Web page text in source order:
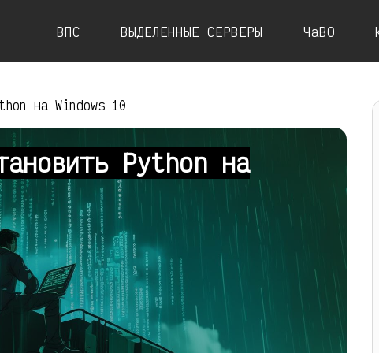
ВПС ВЫДЕЛЕННЫЕ СЕРВЕРЫ ЧаВО
на Windows 10
Python на